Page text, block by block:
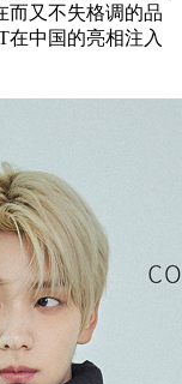
而又不失格调的品
在中国的亮相注入